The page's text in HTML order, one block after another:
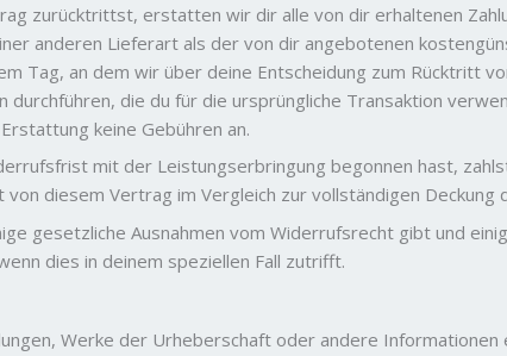
zurücktrittst, erstatten wir dir alle von dir erhaltenen
anderen Lieferart als der von dir angebotenen
Tag, an dem wir über deine Entscheidung zum Rücktritt
durchführen, die du für die ursprüngliche Transaktion
keine Gebühren an.
mit der Leistungserbringung begonnen hast,
von diesem Vertrag im Vergleich zur vollständigen
gesetzliche Ausnahmen vom Widerrufsrecht gibt und
dies in deinem speziellen Fall zutrifft.
Werke der Urheberschaft oder andere